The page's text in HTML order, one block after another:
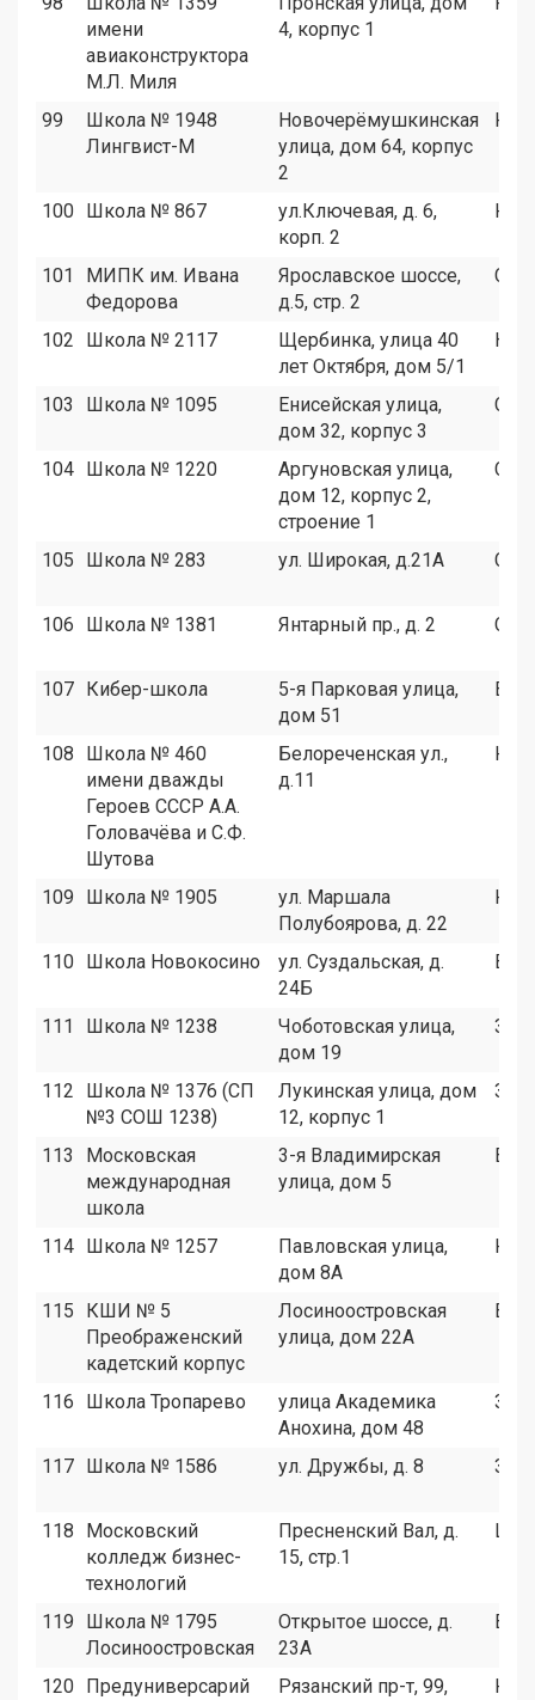
имени
авиаконструктора
М.Л. Миля
4, корпус 1
99
Школа № 1948
Лингвист-М
Новочерёмушкинская
улица, дом 64, корпус
2
100 Школа № 867
ул.Ключевая, д. 6,
корп. 2
101
МИПК им. Ивана
Федорова
Ярославское шоссе,
д.5, стр. 2
102 Школа № 2117
Щербинка, улица 40
лет Октября, дом 5/1
НАО
103 Школа № 1095
Енисейская улица,
дом 32, корпус 3
104 Школа № 1220
Аргуновская улица,
дом 12, корпус 2,
строение 1
105 Школа № 283 ул. Широкая, д.21А
106 Школа № 1381 Янтарный пр., д. 2
107 Кибер-школа
5-я Парковая улица,
дом 51
ВАО
108
Школа № 460
имени дважды
Героев СССР А.А.
Головачёва и С.Ф.
Шутова
Белореченская ул.,
д.11
109 Школа № 1905
ул. Маршала
Полубоярова, д. 22
110 Школа Новокосино
ул. Суздальская, д.
24Б
ВАО
111 Школа № 1238
Чоботовская улица,
дом 19
ЗАО
112
Школа № 1376 (СП
№3 СОШ 1238)
Лукинская улица, дом
12, корпус 1
ЗАО
113
Московская
международная
школа
3-я Владимирская
улица, дом 5
ВАО
114 Школа № 1257
Павловская улица,
дом 8А
115
КШИ № 5
Преображенский
кадетский корпус
Лосиноостровская
улица, дом 22А
ВАО
116 Школа Тропарево
улица Академика
Анохина, дом 48
ЗАО
117 Школа № 1586 ул. Дружбы, д. 8 ЗАО
118
Московский
колледж бизнес-
технологий
Пресненский Вал, д.
15, стр.1
ЦАО
119
Школа № 1795
Лосиноостровская
Открытое шоссе, д.
23А
ВАО
120
Предуниверсарий
Рязанский пр-т, 99,